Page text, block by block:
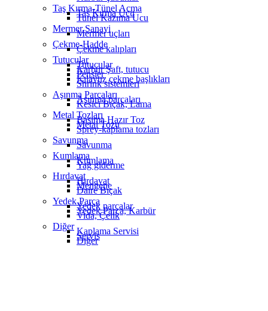
Taş Kırma-Tünel Açma
Taş Kırma Ucu
Tunel Kazıma Ucu
Mermer Sanayi
Mermer uçları
Çekme-Hadde
Çekme kalıpları
TutucularTutucular
Karbür Şaft, tutucu
Pensler
Kılavuz çekme başlıkları
Shrink sistemleri
Aşınma Parçaları
Aşınma parçaları
Kesici Bıçak, Lama
Metal TozlarıBasıma Hazır Toz
Metal Tozu
Sprey-kaplama tozları
SavunmaSavunma
KumlamaKumlama
Yağ giderme
HırdavatHırdavat
Mengene
Daire Bıçak
Yedek ParçaYedek parçalar
Yedek Parça, Karbür
Vida, Çelik
Diğer Kaplama Servisi
Servis
Diğer